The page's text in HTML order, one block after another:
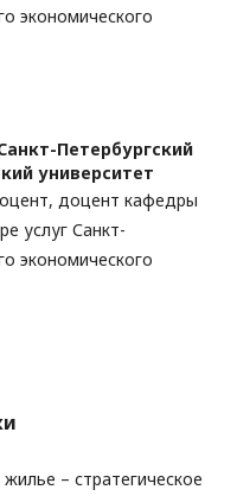
экономического
Петербургский
университет
доцент кафедры
услуг Санкт-
экономического
– стратегическое